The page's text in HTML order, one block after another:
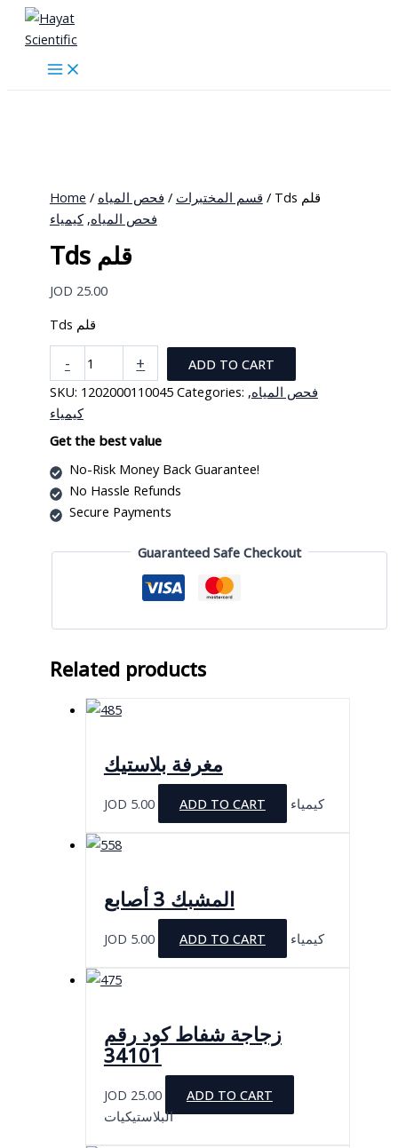
Skip
content
Home / قسم المختبرات / فحص المياه
/ Tds قلم
فحص المياه,كيمياء
Tds قلم
JOD 25.00
Tds قلم
-
قلم
quantity
+
ADD TO CART
SKU: 1202000110045 Categories: فحص المياه,
كيمياء
Get the best value
No-Risk Money Back Guarantee!
No Hassle Refunds
Secure Payments
Guaranteed Safe Checkout
Related products
مغرفة بلاستيك
JOD 5.00 ADD TO CART كيمياء
المشبك 3 أصابع
JOD 5.00 ADD TO CART كيمياء
زجاجة شفاط كود رقم
34101
JOD 25.00
ADD TO CART
البلاستيكيات